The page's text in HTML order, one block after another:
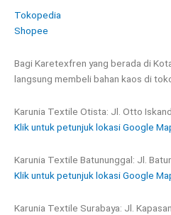
Tokopedia
Shopee
Bagi Karetexfren yang berada di
langsung membeli bahan kaos di
Karunia Textile Otista: Jl. Otto
Klik untuk petunjuk lokasi Google
Karunia Textile Batununggal: Jl.
Klik untuk petunjuk lokasi Google
Karunia Textile Surabaya: Jl.